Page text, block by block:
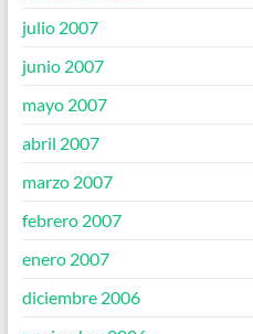
julio 2007
junio 2007
mayo 2007
abril 2007
marzo 2007
febrero 2007
enero 2007
diciembre 2006